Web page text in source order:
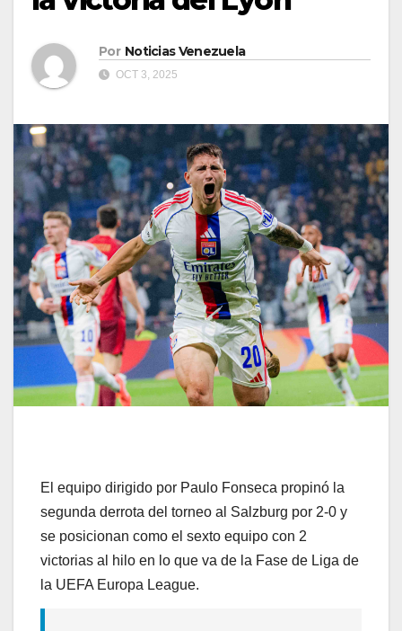
Por Noticias Venezuela
OCT 3, 2025
El equipo dirigido por Paulo Fonseca propinó la
segunda derrota del torneo al Salzburg por 2-0 y
se posicionan como el sexto equipo con 2
victorias al hilo en lo que va de la Fase de Liga de
la UEFA Europa League.